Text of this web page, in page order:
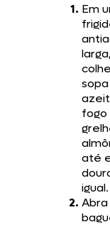
Em
fogo
até
igual.